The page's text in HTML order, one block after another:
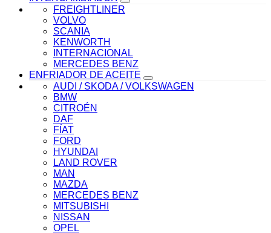
FREIGHTLINER
VOLVO
SCANIA
KENWORTH
INTERNACIONAL
MERCEDES BENZ
ENFRIADOR DE ACEITE
AUDI / SKODA / VOLKSWAGEN
BMW
CITROÉN
DAF
FÍAT
FORD
HYUNDAI
LAND ROVER
MAN
MAZDA
MERCEDES BENZ
MITSUBISHI
NISSAN
OPEL